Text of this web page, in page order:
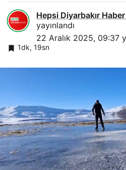
Hepsi Diyarbakır
yayınlandı
22 Aralık 2025, 09:37
1dk, 19sn